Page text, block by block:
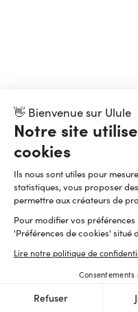
👋 Bienvenue sur Ulule
Notre site
cookies
Ils nous sont utiles pour
statistiques, vous proposer
permettre aux créateurs de
Pour modifier vos
'Préférences de cookies' situé
Lire notre politique de
Refuser